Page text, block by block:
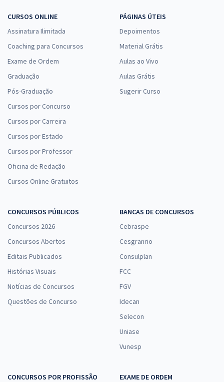
CURSOS ONLINE
Assinatura Ilimitada
Coaching para Concursos
Exame de Ordem
Graduação
Pós-Graduação
Cursos por Concurso
Cursos por Carreira
Cursos por Estado
Cursos por Professor
Oficina de Redação
Cursos Online Gratuitos
PÁGINAS ÚTEIS
Depoimentos
Material Grátis
Aulas ao Vivo
Aulas Grátis
Sugerir Curso
CONCURSOS PÚBLICOS
Concursos 2026
Concursos Abertos
Editais Publicados
Histórias Visuais
Notícias de Concursos
Questões de Concurso
BANCAS DE CONCURSOS
Cebraspe
Cesgranrio
Consulplan
FCC
FGV
Idecan
Selecon
Uniase
Vunesp
CONCURSOS POR PROFISSÃO
EXAME DE ORDEM